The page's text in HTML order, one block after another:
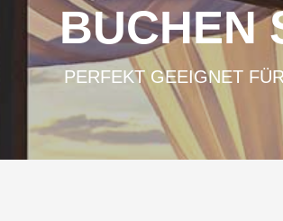
BUCHEN
PERFEKT GEEIGNET